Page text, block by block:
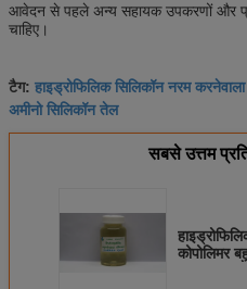
आवेदन से पहले अन्य सहायक उपकरणों और
चाहिए।
टैग: हाइड्रोफिलिक सिलिकॉन नरम करनेवाला
अमीनो सिलिकॉन तेल
सबसे उत्तम
कोपोलिमर